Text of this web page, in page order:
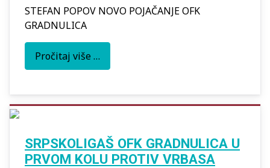
STEFAN POPOV NOVO POJAČANJE OFK
GRADNULICA
Pročitaj više …
SRPSKOLIGAŠ OFK GRADNULICA U
PRVOM KOLU PROTIV VRBASA